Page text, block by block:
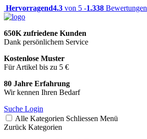
Hervorragend4.3 von 5 -1.338 Bewertungen
650K zufriedene Kunden
Dank persönlichem Service
Kostenlose Muster
Für Artikel bis zu 5 €
80 Jahre Erfahrung
Wir kennen Ihren Bedarf
Suche Login
Alle Kategorien Schliessen Menü
Zurück Kategorien